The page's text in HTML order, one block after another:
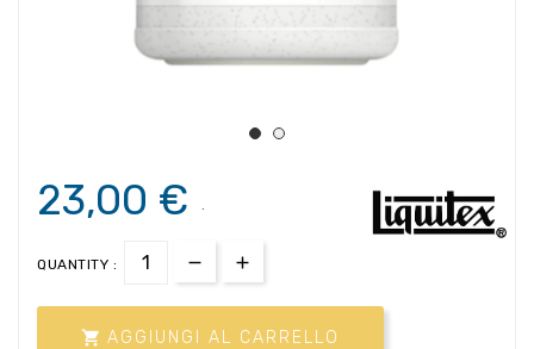
23,00 € .
QUANTITY :
 AGGIUNGI AL CARRELLO